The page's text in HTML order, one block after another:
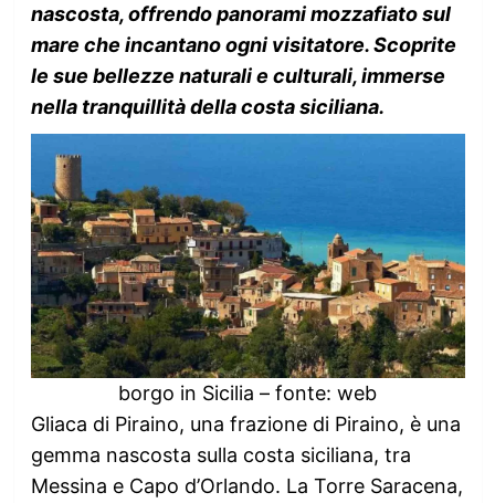
nascosta, offrendo panorami mozzafiato sul
mare che incantano ogni visitatore. Scoprite
le sue bellezze naturali e culturali, immerse
nella tranquillità della costa siciliana.
borgo in Sicilia – fonte: web
Gliaca di Piraino, una frazione di Piraino, è una
gemma nascosta sulla costa siciliana, tra
Messina e Capo d’Orlando. La Torre Saracena,